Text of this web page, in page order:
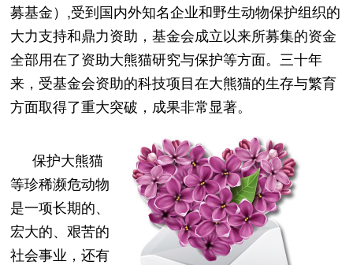
募基金）,受到国内外知名企业和野生动物保护组织的
大力支持和鼎力资助，基金会成立以来所募集的资金
全部用在了资助大熊猫研究与保护等方面。三十年
来，受基金会资助的科技项目在大熊猫的生存与繁育
方面取得了重大突破，成果非常显著。
保护大熊猫
等珍稀濒危动物
是一项长期的、
宏大的、艰苦的
社会事业，还有